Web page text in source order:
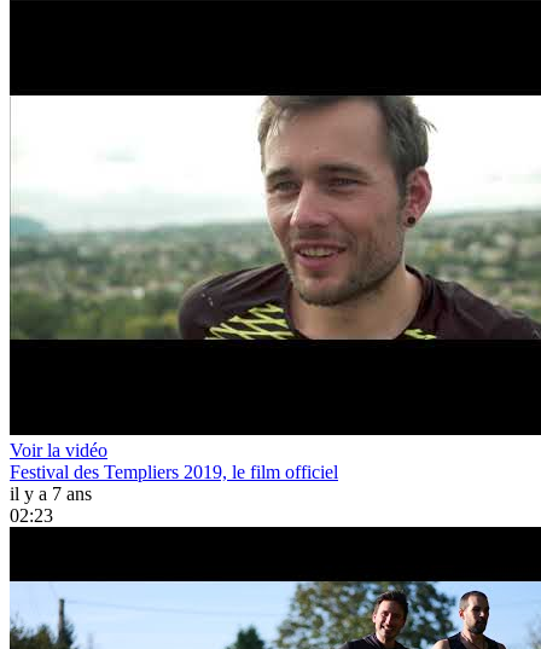
Voir la vidéo
Festival des Templiers 2019, le film officiel
il y a 7 ans
02:23